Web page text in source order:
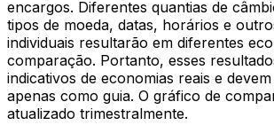
encargos. Diferentes quantias de
tipos de moeda, datas, horários e
individuais resultarão em diferentes
comparação. Portanto, esses
indicativos de economias reais e
apenas como guia. O gráfico de
atualizado trimestralmente.